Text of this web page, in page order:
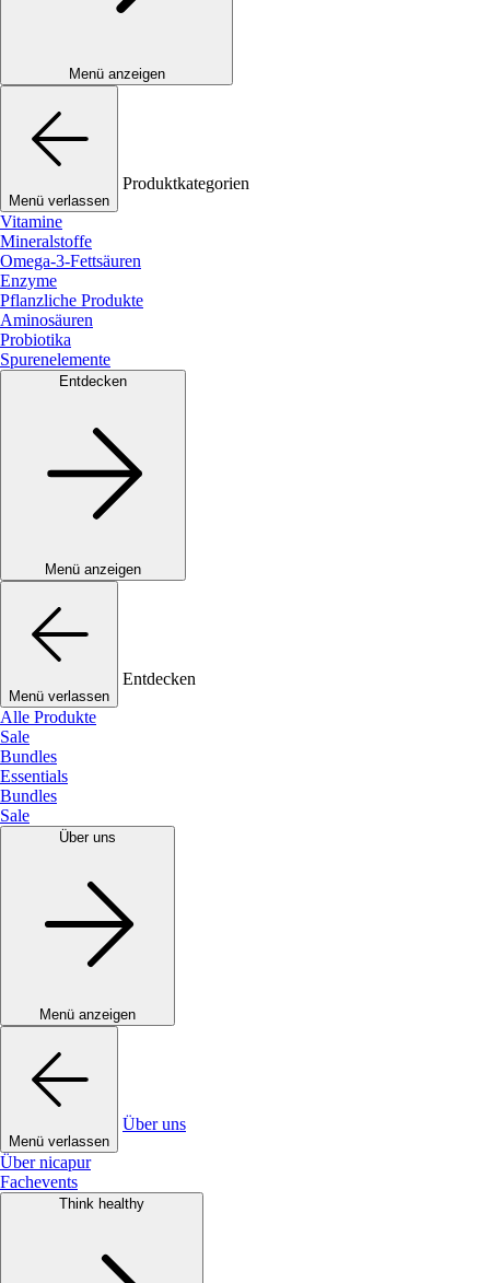
Menü anzeigen
Menü verlassen
Produktkategorien
Vitamine
Mineralstoffe
Omega-3-Fettsäuren
Enzyme
Pflanzliche Produkte
Aminosäuren
Probiotika
Spurenelemente
Entdecken
Menü anzeigen
Menü verlassen
Entdecken
Alle Produkte
Sale
Bundles
Essentials
Bundles
Sale
Über uns
Menü anzeigen
Menü verlassen
Über uns
Über nicapur
Fachevents
Think healthy